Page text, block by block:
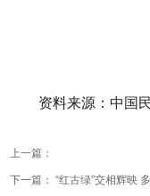
资料来源：中国
上一篇：
下一篇：“红古绿”交相辉映